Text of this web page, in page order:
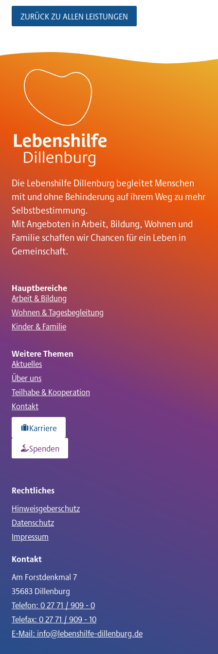
s
t
n
a
i
g
a
i
o
n
ZURÜCK ZU ALLEN LEISTUNGEN
Die Lebenshilfe Dillenburg begleitet Menschen
mit und ohne Behinderung auf ihrem Weg zu mehr
Selbstbestimmung.
Mit Angeboten in Arbeit, Bildung, Wohnen und
Familie schaffen wir Chancen für ein Leben in
Gemeinschaft.
Hauptbereiche
Arbeit & Bildung
Wohnen & Tagesbegleitung
Kinder & Familie
Weitere Themen
Aktuelles
Über uns
Teilhabe & Kooperation
Kontakt
Karriere
Spenden
Rechtliches
Hinweisgeberschutz
Datenschutz
Impressum
Kontakt
Am Forstdenkmal 7
35683 Dillenburg
Telefon: 0 27 71 / 909 - 0
Telefax: 0 27 71 / 909 - 10
E-Mail: info@lebenshilfe-dillenburg.de